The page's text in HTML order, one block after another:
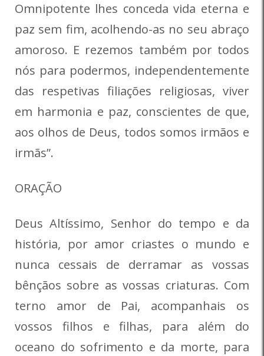
Omnipotente lhes conceda vida eterna e
paz sem fim, acolhendo-as no seu abraço
amoroso. E rezemos também por todos
nós para podermos, independentemente
das respetivas filiações religiosas, viver
em harmonia e paz, conscientes de que,
aos olhos de Deus, todos somos irmãos e
irmãs”.
ORAÇÃO
Deus Altíssimo, Senhor do tempo e da
história, por amor criastes o mundo e
nunca cessais de derramar as vossas
bênçãos sobre as vossas criaturas. Com
terno amor de Pai, acompanhais os
vossos filhos e filhas, para além do
oceano do sofrimento e da morte, para